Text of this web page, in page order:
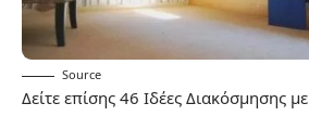
Source
Δείτε επίσης 46 Ιδέες Διακόσμησης